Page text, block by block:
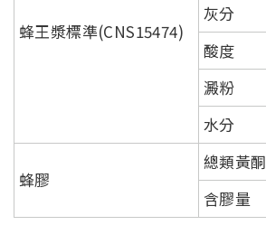
蜂王漿標準(CNS15474)
灰分
酸度
澱粉
水分
蜂膠
總類黃酮
含膠量